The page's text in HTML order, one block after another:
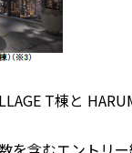
T棟と